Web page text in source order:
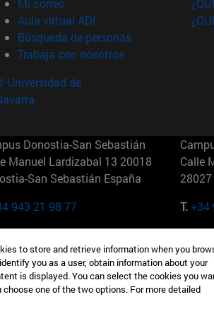
Mi correo
Aula virtual ADI (abre en nueva
Búsqueda de personas(abre en nueva
Trabaja con nosotros(abre en nueva
Universidad de
Donostia-San Sebastián
Manuel Lardizabal 13 20018
San Sebastián España
943 21 98 77
Calle
T.+34
57th St 10019-2201 Nueva York
646 346 8850
Maria-
T.+49
to store and retrieve information when you
you as a user, obtain information about your
is displayed. You can select the cookies you
one of the two options. For more detailed